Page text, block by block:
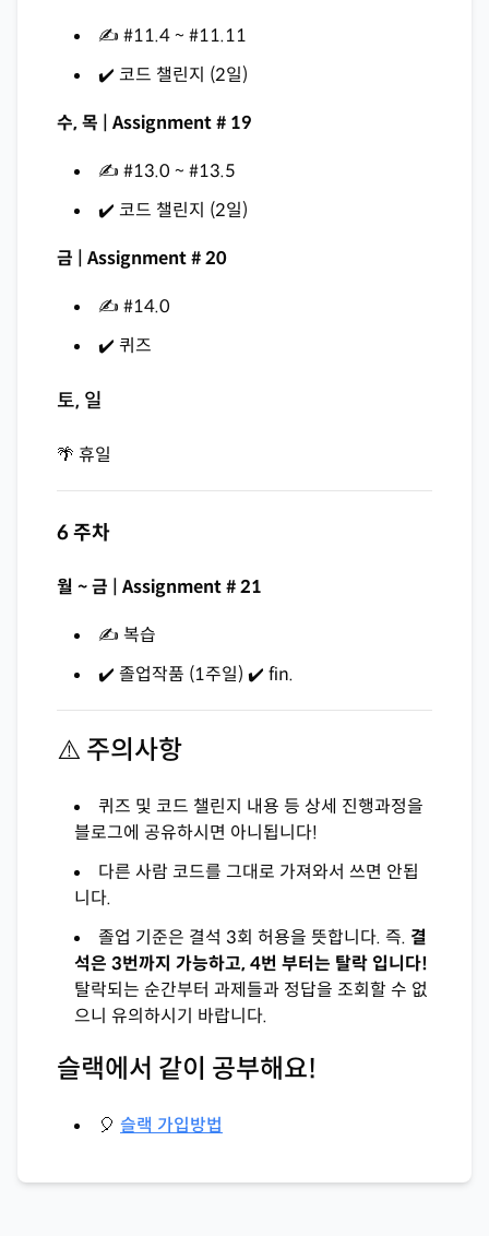
✍️ #11.4 ~ #11.11
✔️ 코드 챌린지 (2일)
수, 목 | Assignment # 19
✍️ #13.0 ~ #13.5
✔️ 코드 챌린지 (2일)
금 | Assignment # 20
✍️ #14.0
✔️ 퀴즈
토, 일
🌴 휴일
6 주차
월 ~ 금 | Assignment # 21
✍️ 복습
✔️ 졸업작품 (1주일) ✔️ fin.
⚠️ 주의사항
퀴즈 및 코드 챌린지 내용 등 상세 진행과정을
블로그에 공유하시면 아니됩니다!
다른 사람 코드를 그대로 가져와서 쓰면 안됩
니다.
졸업 기준은 결석 3회 허용을 뜻합니다. 즉. 결
석은 3번까지 가능하고, 4번 부터는 탈락 입니다!
탈락되는 순간부터 과제들과 정답을 조회할 수 없
으니 유의하시기 바랍니다.
슬랙에서 같이 공부해요!
🎈 슬랙 가입방법